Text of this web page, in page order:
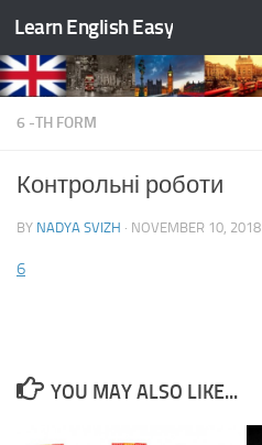
Skip to content
Learn English Easy
6 -TH FORM
Контрольні роботи
BY NADYA SVIZH · NOVEMBER 10, 2018
6
YOU MAY ALSO LIKE...